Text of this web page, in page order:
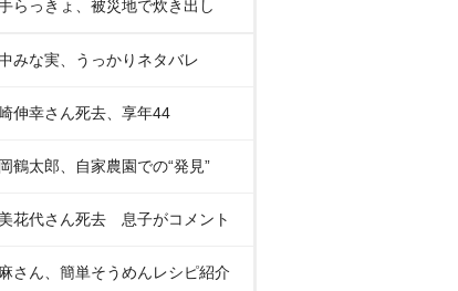
らっきょ、被災地で炊き出し
みな実、うっかりネタバレ
伸幸さん死去、享年44
鶴太郎、自家農園での“発見”
花代さん死去 息子がコメント
さん、簡単そうめんレシピ紹介